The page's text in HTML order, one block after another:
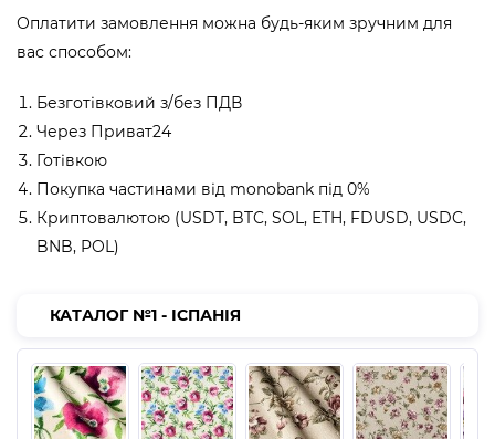
Оплатити замовлення можна будь-яким зручним для
вас способом:
Безготівковий з/без ПДВ
Через Приват24
Готівкою
Покупка частинами від monobank під 0%
Криптовалютою (USDT, BTC, SOL, ETH, FDUSD, USDC,
BNB, POL)
КАТАЛОГ №1 - ІСПАНІЯ